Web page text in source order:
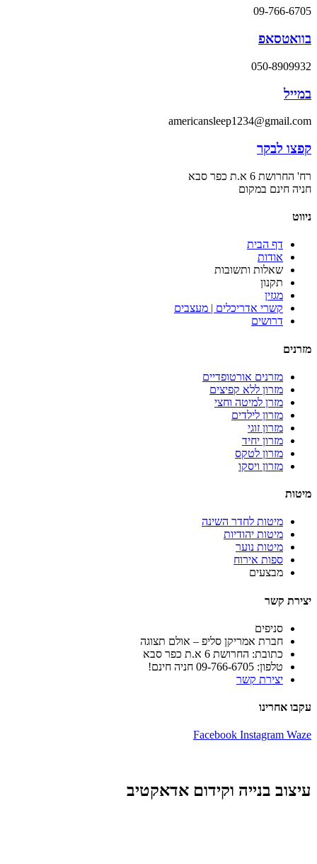
09-766-6705
בוואטסאפ
050-8909932
במייל
americansleep1234@gmail.com
קפצו לבקר
רח' החרושת 6 א.ת כפר סבא
חניה חינם במקום
ניווט
דף הבית
אודות
שאלות ותשובות
תקנון
מגזין
קשרי אדריכלים | מעצבים
דרושים
מזרנים
מזרנים אורטופדיים
מזרון ללא קפיצים
מזרן למיטה וחצי
מזרון לילדים
מזרון זוגי
מזרון יחיד
מזרון לטקס
מזרון ויסקו
מיטות
מיטות לחדר השינה
מיטות יהודיות
מיטות נוער
ספות אירוח
מבצעים
יצירת קשר
סניפים
חברת אמריקן סליפ – אולם תצוגה
כתובת: החרושת 6 א.ת כפר סבא
טלפון: 09-766-6705 חניה חינם!
יצירת קשר
עקבו אחרינו
Facebook Instagram Waze
עיצוב בנייה וקידום אדאקטיב